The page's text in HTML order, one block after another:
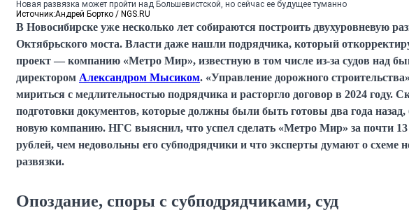
Новая развязка может пройти над Большевистской, но сейчас ее будущее туманно
Источник:Андрей Бортко / NGS.RU
В Новосибирске уже несколько лет собираются построить двухуровневую
Октябрьского моста. Власти даже нашли подрядчика, который
проект — компанию «Метро Мир», известную в том числе из-за судов над
директором Александром Мысиком. «Управление дорожного
мириться с медлительностью подрядчика и расторгло договор в 2024 году.
подготовки документов, которые должны были быть готовы два года назад,
новую компанию. НГС выяснил, что успел сделать «Метро Мир» за почти
рублей, чем недовольны его субподрядчики и что эксперты думают о схеме
развязки.
Опоздание, споры с субподрядчиками, суд